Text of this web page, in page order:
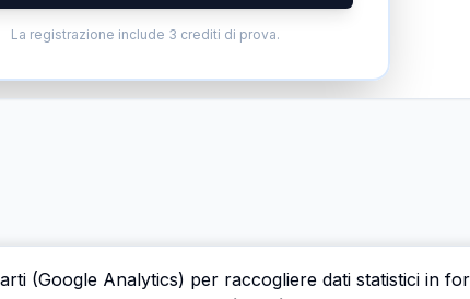
La registrazione include 3 crediti di prova.
(Google Analytics) per raccogliere dati statistici in